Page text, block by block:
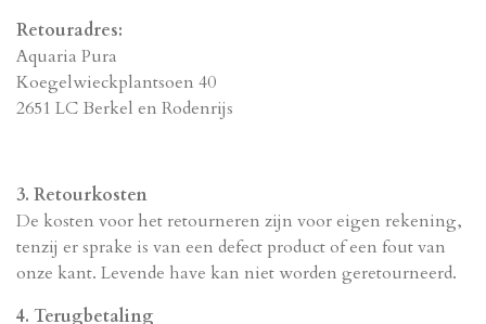
Retouradres:
Aquaria Pura
Koegelwieckplantsoen 40
2651 LC Berkel en Rodenrijs
3. Retourkosten
De kosten voor het retourneren zijn voor eigen rekening,
tenzij er sprake is van een defect product of een fout van
onze kant. Levende have kan niet worden geretourneerd.
4. Terugbetaling